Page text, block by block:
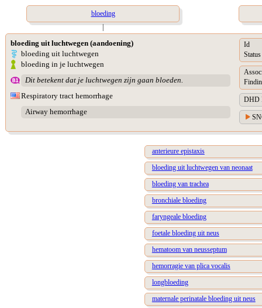
bloeding
|
bloeding uit luchtwegen (aandoening)
bloeding uit luchtwegen
bloeding in je luchtwegen
Dit betekent dat je luchtwegen zijn gaan bloeden.
Respiratory tract hemorrhage
Airway hemorrhage
Id
Status
DHD
anterieure epistaxis
bloeding uit luchtwegen van neonaat
bloeding van trachea
bronchiale bloeding
faryngeale bloeding
foetale bloeding uit neus
hematoom van neusseptum
hemorragie van plica vocalis
longbloeding
maternale perinatale bloeding uit neus